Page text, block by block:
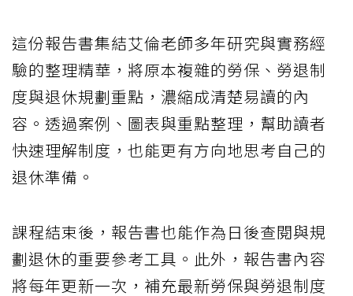
這份報告書集結艾倫老師多年研究與實務經
驗的整理精華，將原本複雜的勞保、勞退制
度與退休規劃重點，濃縮成清楚易讀的內
容。透過案例、圖表與重點整理，幫助讀者
快速理解制度，也能更有方向地思考自己的
退休準備。
課程結束後，報告書也能作為日後查閱與規
劃退休的重要參考工具。此外，報告書內容
將每年更新一次，補充最新勞保與勞退制度